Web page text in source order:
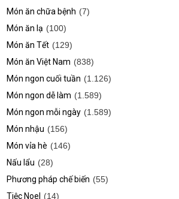
Món ăn chữa bệnh (7)
Món ăn lạ (100)
Món ăn Tết (129)
Món ăn Việt Nam (838)
Món ngon cuối tuần (1.126)
Món ngon dễ làm (1.589)
Món ngon mỗi ngày (1.589)
Món nhậu (156)
Món vỉa hè (146)
Nấu lẩu (28)
Phương pháp chế biến (55)
Tiệc Noel
(14)